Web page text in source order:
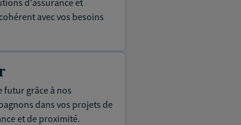
avec vos besoins
futur grâce à nos
dans vos projets de
et de proximité.